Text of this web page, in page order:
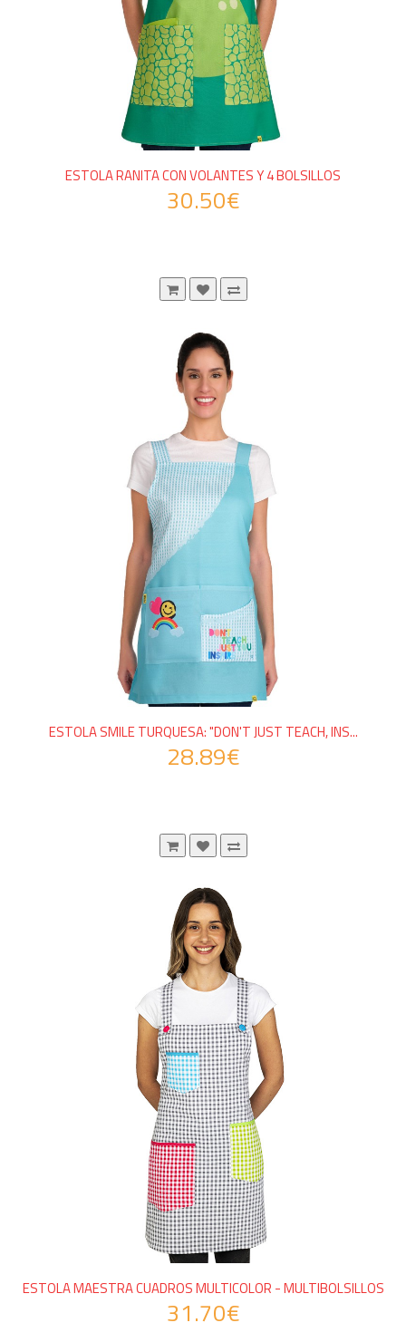
ESTOLA RANITA CON VOLANTES Y 4 BOLSILLOS
30.50€
ESTOLA SMILE TURQUESA: "DON'T JUST TEACH, INS...
28.89€
ESTOLA MAESTRA CUADROS MULTICOLOR - MULTIBOLSILLOS
31.70€